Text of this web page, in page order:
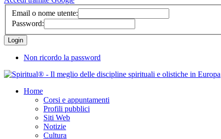
Email o nome utente:
Password:
Non ricordo la password
Home
Corsi e appuntamenti
Profili pubblici
Siti Web
Notizie
Cultura